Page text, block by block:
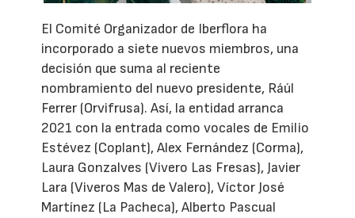
El Comité Organizador de Iberflora ha
incorporado a siete nuevos miembros, una
decisión que suma al reciente
nombramiento del nuevo presidente, Ráúl
Ferrer (Orvifrusa). Así, la entidad arranca
2021 con la entrada como vocales de Emilio
Estévez (Coplant), Alex Fernández (Corma),
Laura Gonzalves (Vivero Las Fresas), Javier
Lara (Viveros Mas de Valero), Víctor José
Martínez (La Pacheca), Alberto Pascual